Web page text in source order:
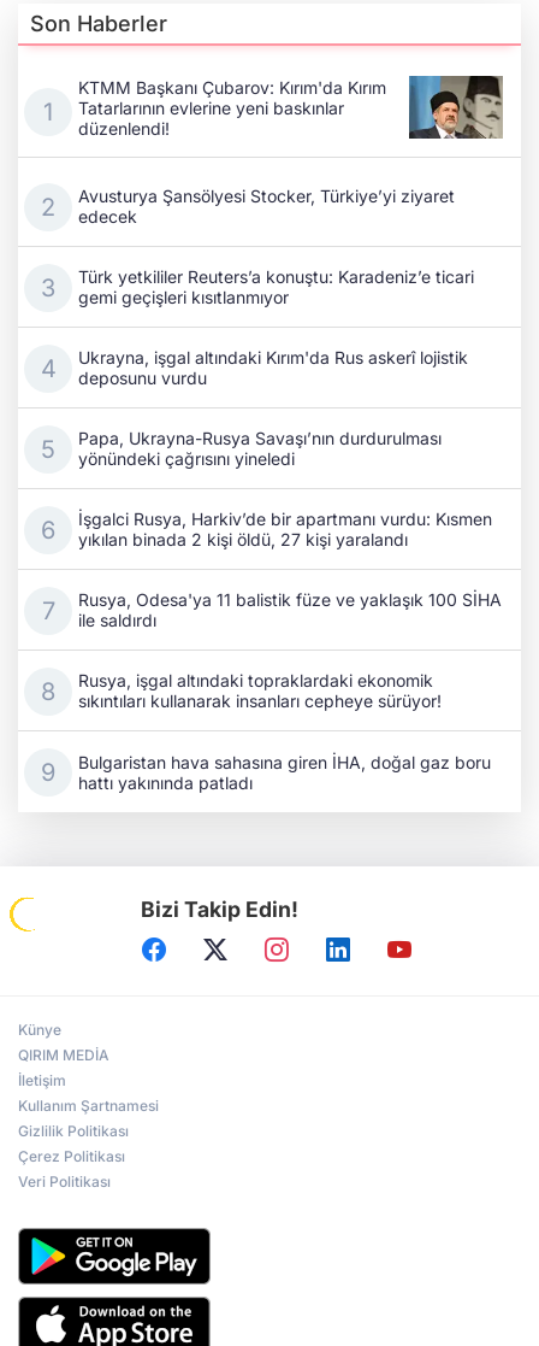
Son Haberler
KTMM Başkanı Çubarov: Kırım'da Kırım
Tatarlarının evlerine yeni baskınlar
düzenlendi!
Avusturya Şansölyesi Stocker, Türkiye’yi ziyaret
edecek
Türk yetkililer Reuters’a konuştu: Karadeniz’e ticari
gemi geçişleri kısıtlanmıyor
Ukrayna, işgal altındaki Kırım'da Rus askerî lojistik
deposunu vurdu
Papa, Ukrayna-Rusya Savaşı’nın durdurulması
yönündeki çağrısını yineledi
İşgalci Rusya, Harkiv’de bir apartmanı vurdu: Kısmen
yıkılan binada 2 kişi öldü, 27 kişi yaralandı
Rusya, Odesa'ya 11 balistik füze ve yaklaşık 100 SİHA
ile saldırdı
Rusya, işgal altındaki topraklardaki ekonomik
sıkıntıları kullanarak insanları cepheye sürüyor!
Bulgaristan hava sahasına giren İHA, doğal gaz boru
hattı yakınında patladı
Bizi Takip Edin!
Künye
QIRIM MEDİA
İletişim
Kullanım Şartnamesi
Gizlilik Politikası
Çerez Politikası
Veri Politikası